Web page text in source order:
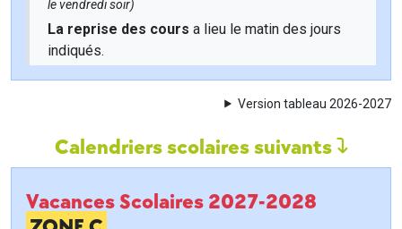
le vendredi soir)
La reprise des cours a lieu le matin des jours
indiqués.
Version tableau 2026-2027
Calendriers scolaires suivants
Vacances Scolaires 2027-2028